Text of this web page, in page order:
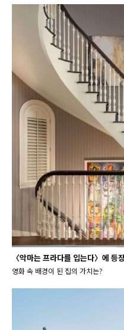
〈악마는 프라다를 입는다〉에 등
영화 속 배경이 된 집의 가치는?